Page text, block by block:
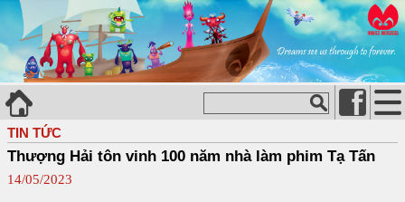
TIN TỨC
Thượng Hải tôn vinh 100 năm nhà làm phim Tạ Tấn
14/05/2023